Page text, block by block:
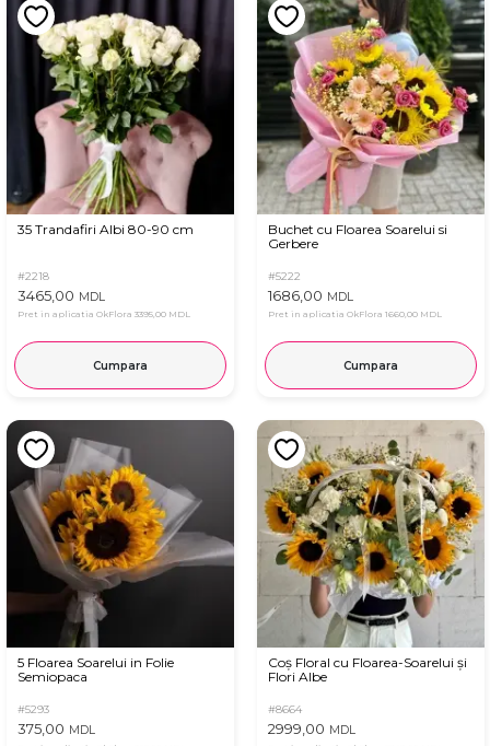
35 Trandafiri Albi 80-90 cm
#2218
3465,00 MDL
Pret in aplicatia OkFlora 3395,00 MDL
Cumpara
Buchet cu Floarea Soarelui si
Gerbere
#5222
1686,00 MDL
Pret in aplicatia OkFlora 1660,00 MDL
Cumpara
5 Floarea Soarelui in Folie
Semiopaca
#5293
375,00 MDL
Coș Floral cu Floarea-Soarelui și
Flori Albe
#8664
2999,00 MDL